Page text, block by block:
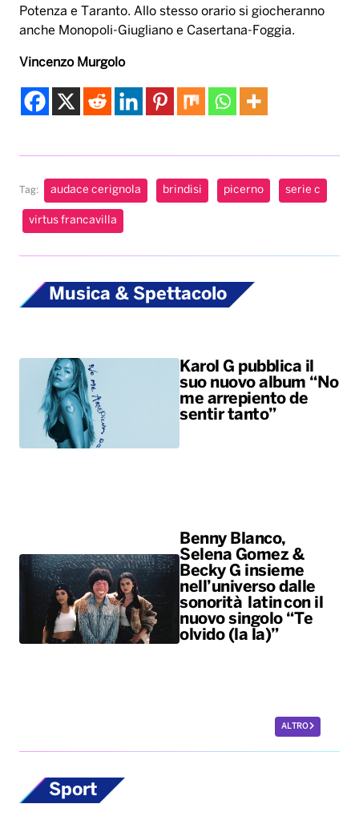
Potenza e Taranto. Allo stesso orario si giocheranno
anche Monopoli-Giugliano e Casertana-Foggia.
Vincenzo Murgolo
Tag: audace cerignola brindisi picerno serie c
virtus francavilla
Musica & Spettacolo
Karol G pubblica il
suo nuovo album “No
me arrepiento de
sentir tanto”
Benny Blanco,
Selena Gomez &
Becky G insieme
nell’universo dalle
sonorità latin con il
nuovo singolo “Te
olvido (la la)”
ALTRO
Sport